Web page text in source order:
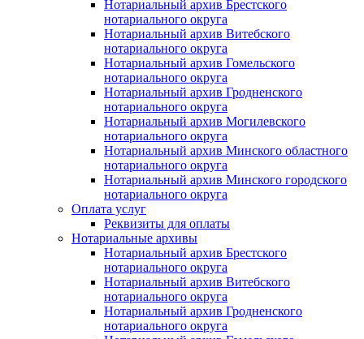
Нотариальный архив Брестского
нотариального округа
Нотариальный архив Витебского
нотариального округа
Нотариальный архив Гомельского
нотариального округа
Нотариальный архив Гродненского
нотариального округа
Нотариальный архив Могилевского
нотариального округа
Нотариальный архив Минского областного
нотариального округа
Нотариальный архив Минского городского
нотариального округа
Оплата услуг
Реквизиты для оплаты
Нотариальные архивы
Нотариальный архив Брестского
нотариального округа
Нотариальный архив Витебского
нотариального округа
Нотариальный архив Гродненского
нотариального округа